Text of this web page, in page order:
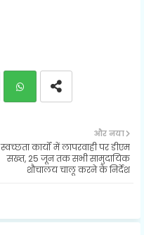
ats
और नया
स्वच्छता कार्यों में लापरवाही पर डीएम
सख्त, 25 जून तक सभी सामुदायिक
शौचालय चालू करने के निर्देश